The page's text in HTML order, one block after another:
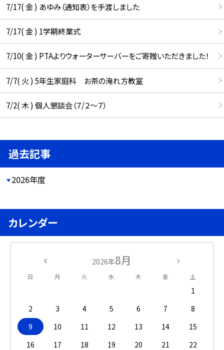
7/17( 金 ) あゆみ（通知表）を手渡しました
7/17( 金 ) 1学期終業式
7/10( 金 ) PTAよりウォーターサーバーをご寄贈いただきました！
7/7( 火 ) 5年生家庭科 お茶の淹れ方教室
7/2( 木 ) 個人懇談会（７/２～７）
過去記事
2026年度
カレンダー
2026年8月
日 月 火 水 木 金 土
1
2
3 4 5 6 7
8
9
10 11 12 13 14
15
16
17 18 19 20 21
22